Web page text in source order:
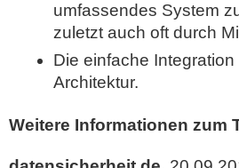
umfassendes System
zuletzt auch oft durch
Die einfache
Architektur.
Weitere Informationen zum